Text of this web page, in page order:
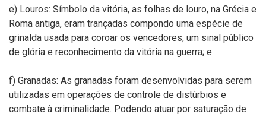
e) Louros: Símbolo da vitória, as folhas de louro, na Grécia e
Roma antiga, eram trançadas compondo uma espécie de
grinalda usada para coroar os vencedores, um sinal público
de glória e reconhecimento da vitória na guerra; e
f) Granadas: As granadas foram desenvolvidas para serem
utilizadas em operações de controle de distúrbios e
combate à criminalidade. Podendo atuar por saturação de